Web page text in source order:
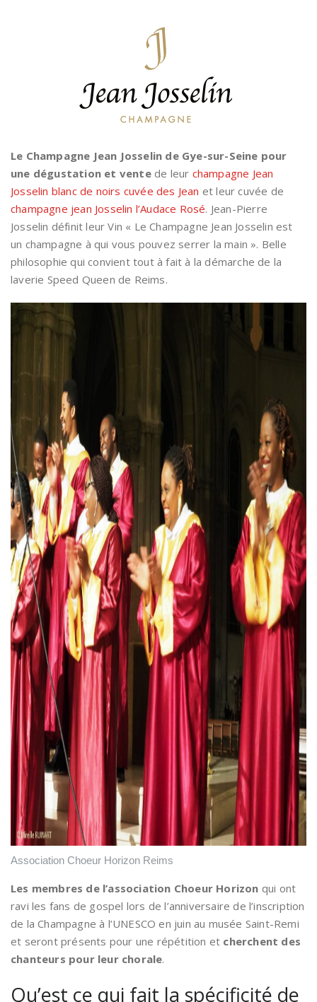
Le Champagne Jean Josselin de Gye-sur-Seine pour
une dégustation et ventede leur champagne Jean
Josselin blanc de noirs cuvée des Jean et leur cuvée de
champagne jean Josselin l’Audace Rosé. Jean-Pierre
Josselin définit leur Vin « Le Champagne Jean Josselin est
un champagne à qui vous pouvez serrer la main ». Belle
philosophie qui convient tout à fait à la démarche de la
laverie Speed Queen de Reims.
Association Choeur Horizon Reims
Les membres de l’association Choeur Horizon qui ont
ravi les fans de gospel lors de l’anniversaire de l’inscription
de la Champagne à l’UNESCO en juin au musée Saint-Remi
et seront présents pour une répétition et cherchent des
chanteurs pour leur chorale.
Qu’est ce qui fait la spécificité de